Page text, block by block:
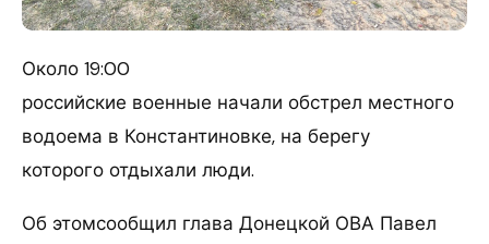
Около 19:00
российские военные начали обстрел местного
водоема в Константиновке, на берегу
которого отдыхали люди.
Об этомсообщил глава Донецкой ОВА Павел